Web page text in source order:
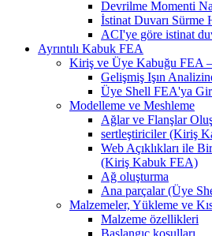
Devrilme Momenti
İstinat Duvarı Sürme
ACI'ye göre istinat
Ayrıntılı Kabuk FEA
Kiriş ve Üye Kabuğu FEA
Gelişmiş Işın
Üye Shell FEA'ya
Modelleme ve Meshleme
Ağlar ve Flanşlar
sertleştiriciler (Kiriş
Web Açıklıkları ile
(Kiriş Kabuk FEA)
Ağ oluşturma
Ana parçalar (Üye
Malzemeler, Yükleme ve
Malzeme özellikleri